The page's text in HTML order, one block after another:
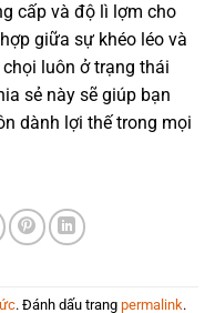
cấp và độ lì lợm cho
giữa sự khéo léo và
luôn ở trạng thái
sẻ này sẽ giúp bạn
dành lợi thế trong mọi
. Đánh dấu trang permalink.